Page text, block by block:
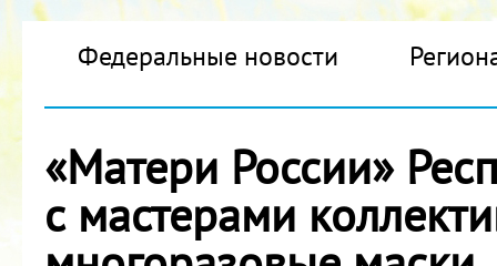
Федеральные новости
«Матери России»
с мастерами